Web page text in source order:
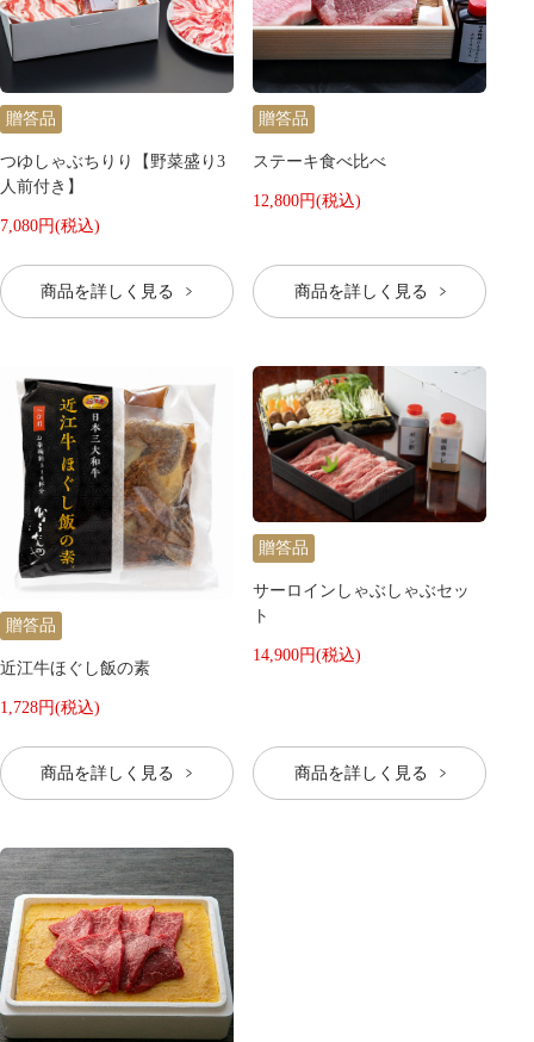
贈答品
つゆしゃぶちりり【野菜盛り3
人前付き】
7,080円(税込)
商品を詳しく見る
贈答品
ステーキ食べ比べ
12,800円(税込)
商品を詳しく見る
贈答品
近江牛ほぐし飯の素
1,728円(税込)
商品を詳しく見る
贈答品
サーロインしゃぶしゃぶセッ
ト
14,900円(税込)
商品を詳しく見る